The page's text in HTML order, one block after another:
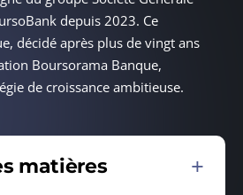
depuis 2023. Ce
décidé après plus de vingt ans
Boursorama Banque,
de croissance ambitieuse.
matières